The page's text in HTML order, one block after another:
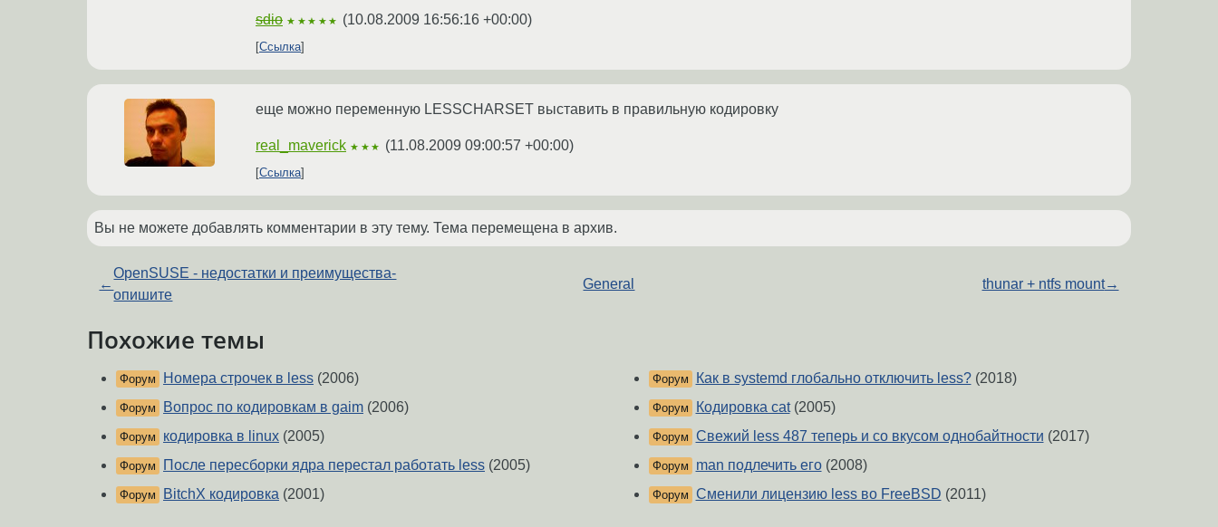
sdio ★★★★★ (10.08.2009 16:56:16 +00:00)
Ссылка
еще можно переменную LESSCHARSET выставить в правильную кодировку
real_maverick ★★★ (11.08.2009 09:00:57 +00:00)
Ссылка
Вы не можете добавлять комментарии в эту тему. Тема перемещена в архив.
←
OpenSUSE - недостатки и преимущества-
опишите
General thunar + ntfs mount→
Похожие темы
Форум Номера строчек в less (2006)
Форум Вопрос по кодировкам в gaim (2006)
Форум кодировка в linux (2005)
Форум После пересборки ядра перестал работать less (2005)
Форум BitchX кодировка (2001)
Форум Как в systemd глобально отключить less?(2018)
Форум Кодировка cat(2005)
Форум Свежий less 487 теперь и со вкусом однобайтности (2017)
Форум man подлечить его(2008)
Форум Сменили лицензию less во FreeBSD (2011)